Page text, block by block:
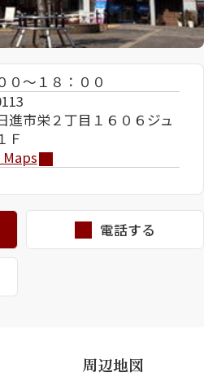
ーメゾンセレクショ
０～１８：００
進市栄２丁目１６０６ジュ
Ｆ
電話する
周辺地図